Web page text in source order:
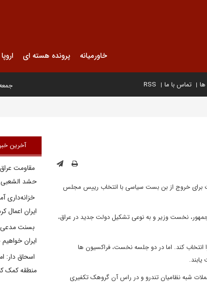
خاورمیانه پرونده هسته ای اروپا
ها تماس با ما RSS جمعه ۱۶ مرداد
برای خروج از بن بست سیاسی با انتخاب رییس مجلس
نخست وزیر و به نوعی تشکیل دولت جدید در عراق،
انتخاب کند. اما در دو جلسه نخست، فراکسیون ها
شبه نظامیان تندرو و در راس آن گروهک تکفیری
آخرین
مقاومت
حشد الشعبی
خزانه‌داری
ایران اعمال
بسنت مدعی
ایران خواهیم
اسحاق دار:
منطقه کمک